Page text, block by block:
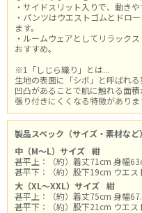
・サイドスリット入りで、動きや
・パンツはウエストゴムとドロ
ます。
・ルームウェアとしてリラック
おすすめ。
※1「しじら織り」とは...
生地の表面に「シボ」と呼ばれ
凹凸があることで肌に触れる面
張り付きにくくなる特徴がありま
製品スペック（サイズ・素材など）
中（M～L）サイズ 紺
甚平上：（約）着丈71cm 身幅
甚平下：（約）股下19cm ウエ
大（XL～XXL）サイズ 紺
甚平上：（約）着丈75cm 身幅
甚平下：（約）股下21cm ウエ